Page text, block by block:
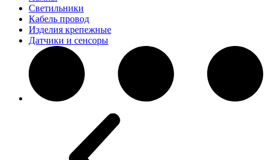
Светильники
Кабель провод
Изделия крепежные
Датчики и сенсоры